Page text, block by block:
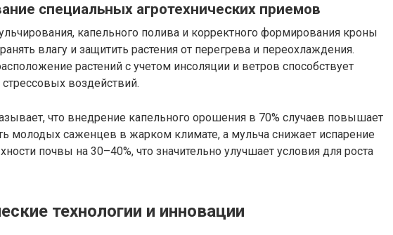
специальных агротехнических приемов
капельного полива и корректного формирования кроны
влагу и защитить растения от перегрева и переохлаждения.
растений с учетом инсоляции и ветров способствует
воздействий.
что внедрение капельного орошения в 70% случаев повышает
молодых саженцев в жарком климате, а мульча снижает испарение
почвы на 30–40%, что значительно улучшает условия для роста
технологии и инновации